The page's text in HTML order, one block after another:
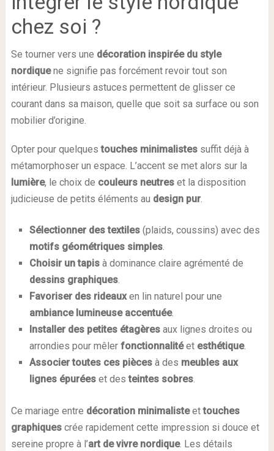
chez soi ?
Se tourner vers une décoration inspirée du style
nordiquene signifie pas forcément revoir tout son
intérieur. Plusieurs astuces permettent de glisser ce
courant dans sa maison, quelle que soit sa surface ou son
mobilier d’origine.
Opter pour quelquestouches minimalistessuffit déjà à
métamorphoser un espace. L’accent se met alors sur la
lumière, le choix de couleurs neutreset la disposition
judicieuse de petits éléments au design pur.
Sélectionner des textiles(plaids, coussins) avec des
motifs géométriques simples.
Choisir un tapisà dominance claire agrémenté de
dessins graphiques.
Favoriser des rideauxen lin naturel pour une
ambiance lumineuse accentuée.
Installer des petites étagèresaux lignes droites ou
arrondies pour mêler fonctionnalitéet esthétique.
Associer toutes ces piècesà des meubles aux
lignes épuréeset desteintes sobres.
Ce mariage entre décoration minimalisteettouches
graphiquescrée rapidement cette impression si douce et
sereine propre à l’art de vivre nordique. Les détails